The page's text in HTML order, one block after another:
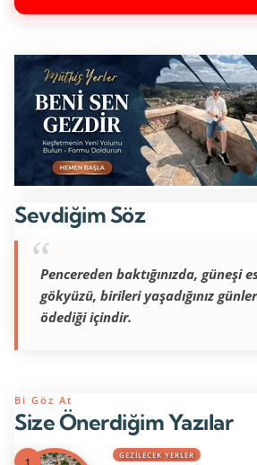
Sevdiğim Söz
Pencereden baktığınızda, güneşi
gökyüzü, birileri yaşadığınız
ödediği içindir.
Size Önerdiğim Yazılar
Bi Göz At
GEZILECEK YERLER